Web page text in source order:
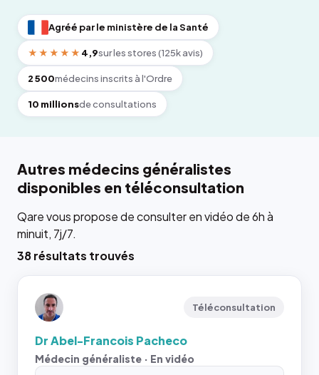
Agréé par le ministère de la Santé
★★★★★ 4,9sur les stores (125k avis)
2 500médecins inscrits à l'Ordre
10 millionsde consultations
Autres médecins généralistes
disponibles en téléconsultation
Qare vous propose de consulter en vidéo de 6h à
minuit, 7j/7.
38 résultats trouvés
Téléconsultation
Dr Abel-Francois Pacheco
Médecin généraliste · En vidéo